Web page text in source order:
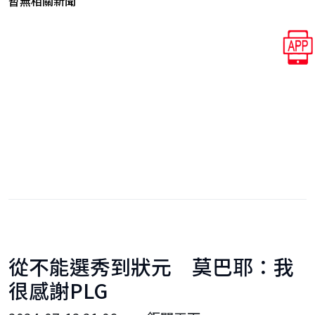
從不能選秀到狀元 莫巴耶：我
很感謝PLG